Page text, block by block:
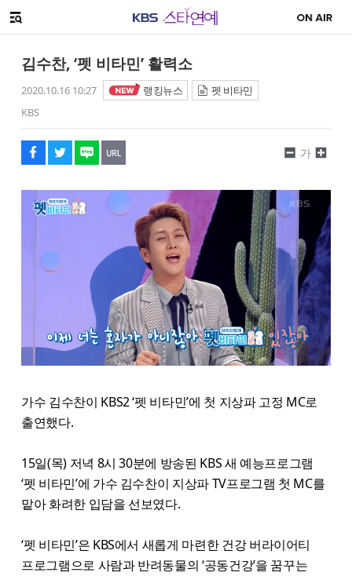
메뉴 열기
김수찬, ‘펫 비타민’ 활력소
2020.10.16 10:27 랭킹뉴스
펫 비타민
KBS
페이스북
트위터
네이버
URL복사
글씨 작게보기
가
글씨 크게보기
가수 김수찬이 KBS2 ‘펫 비타민’에 첫 지상파 고정 MC로
출연했다.
15일(목) 저녁 8시 30분에 방송된 KBS 새 예능프로그램
‘펫 비타민’에 가수 김수찬이 지상파 TV프로그램 첫 MC를
맡아 화려한 입담을 선보였다.
‘펫 비타민’은 KBS에서 새롭게 마련한 건강 버라이어티
프로그램으로 사람과 반려동물의 ‘공동건강’을 꿈꾸는